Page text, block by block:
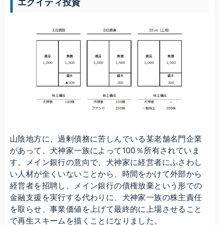
エクイティ投資
山陰地方に、過剰債務に苦しんでいる某老舗名門企業
があって、犬神家一族によって100％所有されていま
す。メイン銀行の意向で、犬神家に経営者にふさわし
い人材が全くいないことから、時間をかけて外部から
経営者を招聘し、メイン銀行の債権放棄という形での
金融支援を実行する代わりに、犬神家一族の株主責任
を取らせ、事業価値を上げて最終的に上場させること
で再生スキームを描くことになりました。